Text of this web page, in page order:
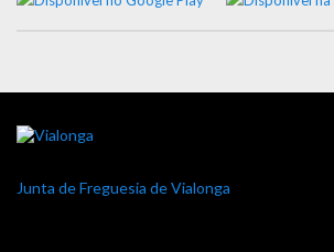
Junta de Freguesia de Vialonga